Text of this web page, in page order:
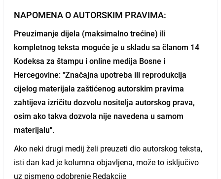
NAPOMENA O AUTORSKIM PRAVIMA:
Preuzimanje dijela (maksimalno trećine) ili
kompletnog teksta moguće je u skladu sa članom 14
Kodeksa za štampu i online medija Bosne i
Hercegovine: "Značajna upotreba ili reprodukcija
cijelog materijala zaštićenog autorskim pravima
zahtijeva izričitu dozvolu nositelja autorskog prava,
osim ako takva dozvola nije navedena u samom
materijalu".
Ako neki drugi medij želi preuzeti dio autorskog teksta,
isti dan kad je kolumna objavljena, može to isključivo
uz pismeno odobrenje Redakcije